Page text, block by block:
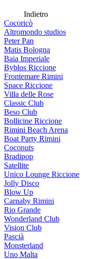
Indietro
Cocoricò
Altromondo studios
Peter Pan
Matis Bologna
Baia Imperiale
Byblos Riccione
Frontemare Rimini
Space Riccione
Villa delle Rose
Classic Club
Beso Club
Bollicine Riccione
Rimini Beach Arena
Boat Party Rimini
Coconuts
Bradipop
Satellite
Unico Lounge Riccione
Jolly Disco
Blow Up
Carnaby Rimini
Rio Grande
Wonderland Club
Vision Club
Pascià
Monsterland
Uno Malta